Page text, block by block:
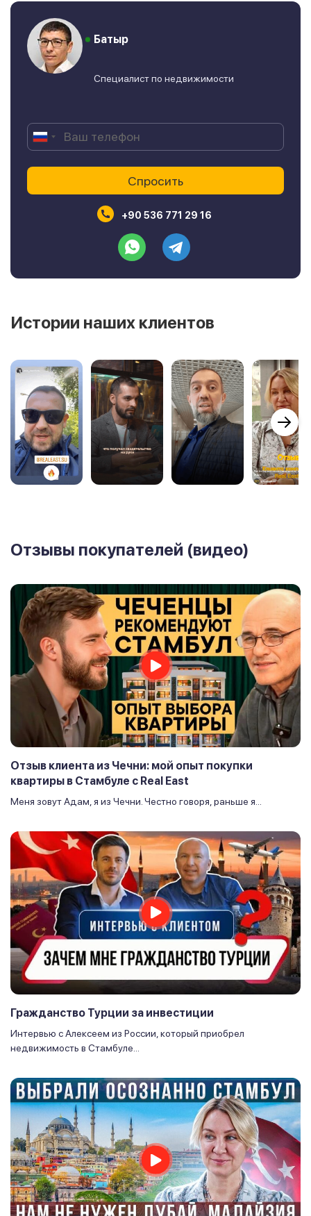
Батыр
Специалист по недвижимости
+90 536 771 29 16
Истории наших клиентов
Отзывы покупателей (видео)
Отзыв клиента из Чечни: мой опыт покупки
квартиры в Стамбуле с Real East
Меня зовут Адам, я из Чечни. Честно говоря, раньше я...
Гражданство Турции за инвестиции
Интервью с Алексеем из России, который приобрел
недвижимость в Стамбуле...